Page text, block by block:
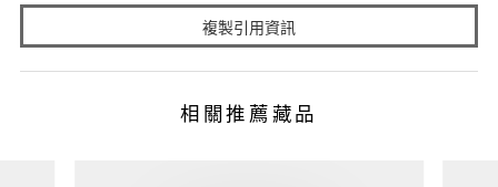
複製引用資訊
相關推薦藏品